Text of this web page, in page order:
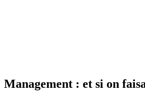
Management : et si on